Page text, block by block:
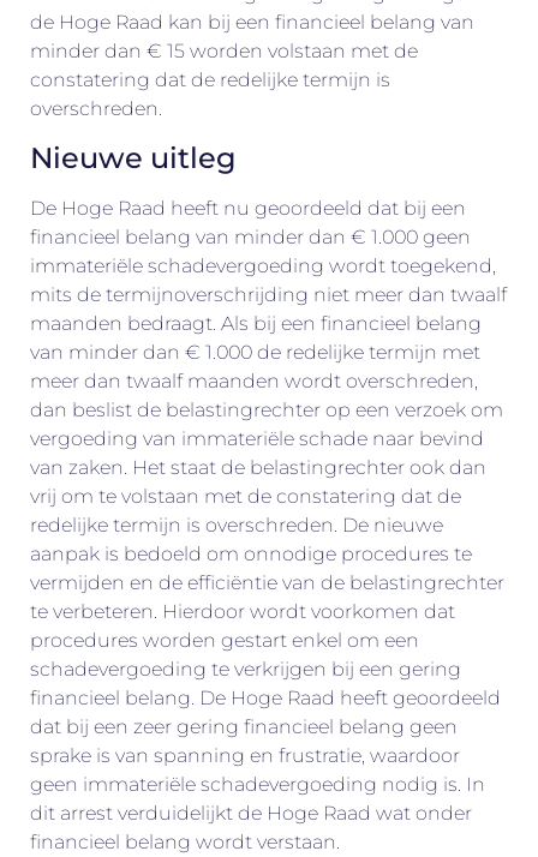
de Hoge Raad kan bij een financieel belang van
minder dan € 15 worden volstaan met de
constatering dat de redelijke termijn is
overschreden.
Nieuwe uitleg
De Hoge Raad heeft nu geoordeeld dat bij een
financieel belang van minder dan € 1.000 geen
immateriële schadevergoeding wordt toegekend,
mits de termijnoverschrijding niet meer dan twaalf
maanden bedraagt. Als bij een financieel belang
van minder dan € 1.000 de redelijke termijn met
meer dan twaalf maanden wordt overschreden,
dan beslist de belastingrechter op een verzoek om
vergoeding van immateriële schade naar bevind
van zaken. Het staat de belastingrechter ook dan
vrij om te volstaan met de constatering dat de
redelijke termijn is overschreden. De nieuwe
aanpak is bedoeld om onnodige procedures te
vermijden en de efficiëntie van de belastingrechter
te verbeteren. Hierdoor wordt voorkomen dat
procedures worden gestart enkel om een
schadevergoeding te verkrijgen bij een gering
financieel belang. De Hoge Raad heeft geoordeeld
dat bij een zeer gering financieel belang geen
sprake is van spanning en frustratie, waardoor
geen immateriële schadevergoeding nodig is. In
dit arrest verduidelijkt de Hoge Raad wat onder
financieel belang wordt verstaan.